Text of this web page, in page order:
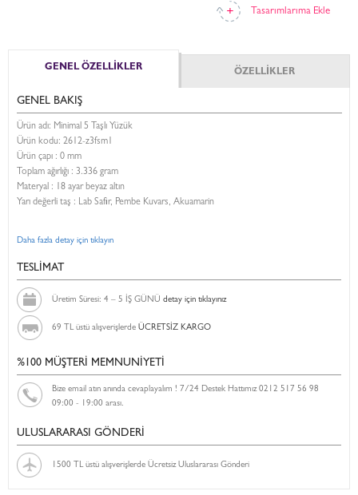
Tasarımlarıma Ekle
GENEL ÖZELLİKLER ÖZELLİKLER
GENEL BAKIŞ
Ürün adı: Minimal 5 Taşlı Yüzük
Ürün kodu: 2612-z3fsm1
Ürün çapı : 0 mm
Toplam ağırlığı : 3.336 gram
Materyal : 18 ayar beyaz altın
Yarı değerli taş : Lab Safir, Pembe Kuvars, Akuamarin
Daha fazla detay için tıklayın
TESLİMAT
Üretim Süresi: 4 – 5 İŞ GÜNÜ detay için tıklayınız
69 TL üstü alışverişlerde ÜCRETSİZ KARGO
%100 MÜŞTERİ MEMNUNİYETİ
Bize email atın anında cevaplayalım ! 7/24 Destek Hattımız 0212 517 56 98
09:00 - 19:00 arası.
ULUSLARARASI GÖNDERİ
1500 TL üstü alışverişlerde Ücretsiz Uluslararası Gönderi